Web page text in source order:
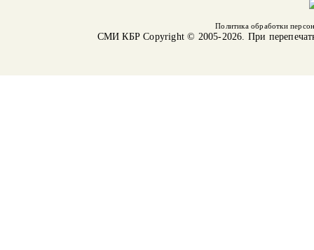
Политика обработки
СМИ КБРCopyright © 2005-2026. При